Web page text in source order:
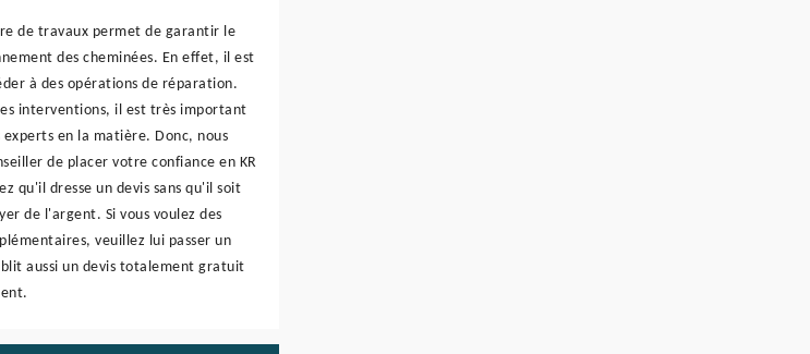
de travaux permet de garantir le
des cheminées. En effet, il est
à des opérations de réparation.
interventions, il est très important
en la matière. Donc, nous
de placer votre confiance en KR
qu'il dresse un devis sans qu'il soit
de l'argent. Si vous voulez des
veuillez lui passer un
aussi un devis totalement gratuit